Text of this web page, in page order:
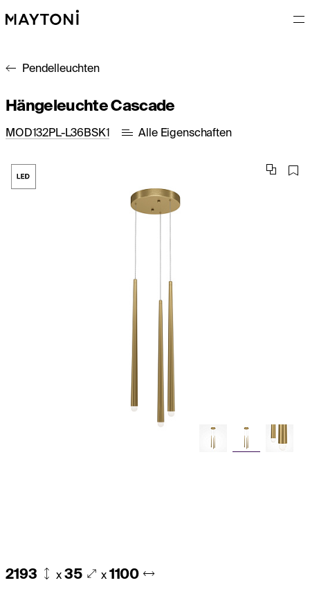
Pendelleuchten
Hängeleuchte Cascade
MOD132PL-L36BSK1 Alle Eigenschaften
2193 x 35 x 1100